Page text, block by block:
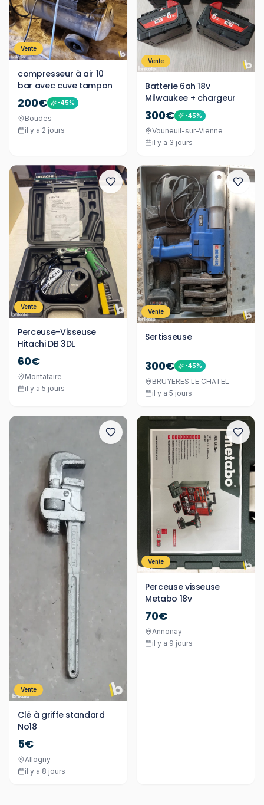
Vente
compresseur à air 10
bar avec cuve tampon
200€ -45%
Boudes
il y a 2 jours
Vente
Batterie 6ah 18v
Milwaukee + chargeur
300€ -45%
Vouneuil-sur-Vienne
il y a 3 jours
Vente
Perceuse-Visseuse
Hitachi DB 3DL
60€
Montataire
il y a 5 jours
Vente
Sertisseuse
300€ -45%
BRUYERES LE CHATEL
il y a 5 jours
Vente
Clé à griffe standard
No18
5€
Allogny
il y a 8 jours
Vente
Perceuse visseuse
Metabo 18v
70€
Annonay
il y a 9 jours